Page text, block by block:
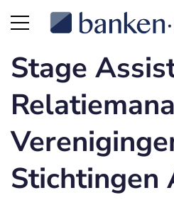
Stage
Stichtingen